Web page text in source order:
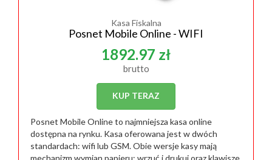
Kasa Fiskalna
Posnet Mobile Online - WIFI
1892.97 zł
brutto
KUP TERAZ
Posnet Mobile Online to najmniejsza kasa online
dostępna na rynku. Kasa oferowana jest w dwóch
standardach: wifi lub GSM. Obie wersje kasy mają
mechanizm wymian papieru: wrzuć i drukuj oraz klawisze